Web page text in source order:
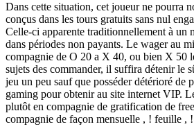
Dans cette situation, cet joueur ne pourra
conçus dans les tours gratuits sans nul
Celle-ci apparente traditionnellement à un
dans périodes non payants. Le wager au
compagnie de O 20 a X 40, ou bien X 50
sujets des commander, il suffira détenir le
jeu un peu sauf que posséder détérioré de
gaming pour obtenir au site internet VIP.
plutôt en compagnie de gratification de
compagnie de façon mensuelle , ! feuille ,